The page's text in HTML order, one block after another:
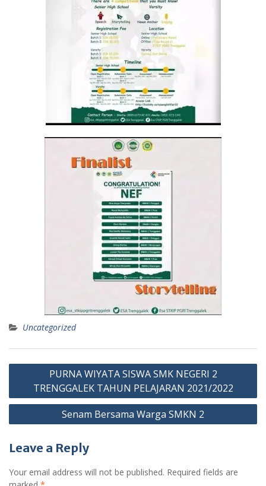
Uncategorized
PURNA WIYATA SISWA SMK NEGERI 2
TRENGGALEK TAHUN PELAJARAN 2021/2022
Senam Bersama Warga SMKN 2
Leave a Reply
Your email address will not be published. Required fields are